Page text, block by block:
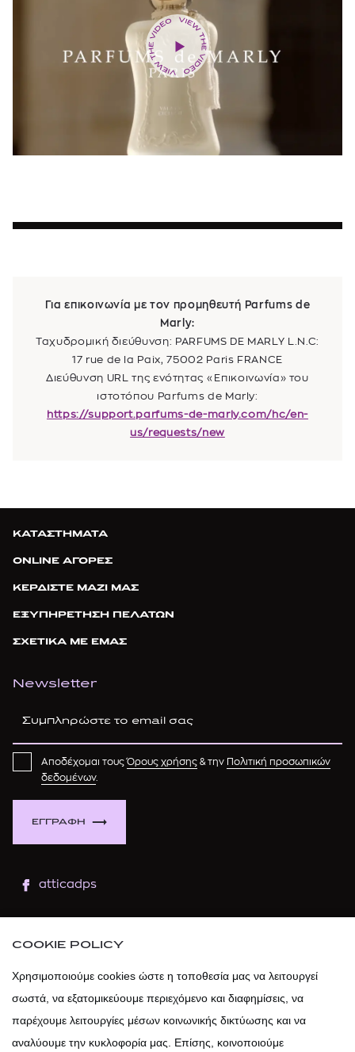
Για επικοινωνία με τον προμηθευτή Parfums de
Marly:
Ταχυδρομική διεύθυνση: PARFUMS DE MARLY L.N.C:
17 rue de la Paix, 75002 Paris FRANCE
Διεύθυνση URL της ενότητας «Επικοινωνία» του
ιστοτόπου Parfums de Marly:
https://support.parfums-de-marly.com/hc/en-
us/requests/new
ΚΑΤΑΣΤΗΜΑΤΑ
ONLINE ΑΓΟΡΕΣ
ΚΕΡΔΙΣΤΕ ΜΑΖΙ ΜΑΣ
ΕΞΥΠΗΡΕΤΗΣΗ ΠΕΛΑΤΩΝ
ΣΧΕΤΙΚΑ ΜΕ ΕΜΑΣ
Newsletter
ΕΓΓΡΑΦΗ
Αποδέχομαι τουςΌρους χρήσης & την
Πολιτική προσωπικών
δεδομένων.
atticadps
atticadps
COOKIE POLICY
Χρησιμοποιούμε cookies ώστε η τοποθεσία μας να λειτουργεί
σωστά, να εξατομικεύουμε περιεχόμενο και διαφημίσεις, να
παρέχουμε λειτουργίες μέσων κοινωνικής δικτύωσης και να
αναλύουμε την κυκλοφορία μας. Επίσης, κοινοποιούμε